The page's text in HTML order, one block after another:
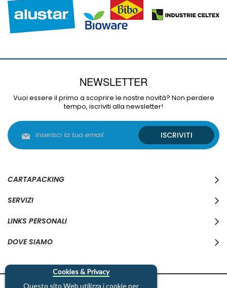
Cookies & Privacy
Questo sito Web utilizza i cookie per
NEWSLETTER
Vuoi essere il primo a scoprire le nostre novità? Non perdere
tempo, iscriviti alla newsletter!
alla
nostra
ISCRIVITI
CARTAPACKING
SERVIZI
LINKS PERSONALI
DOVE SIAMO